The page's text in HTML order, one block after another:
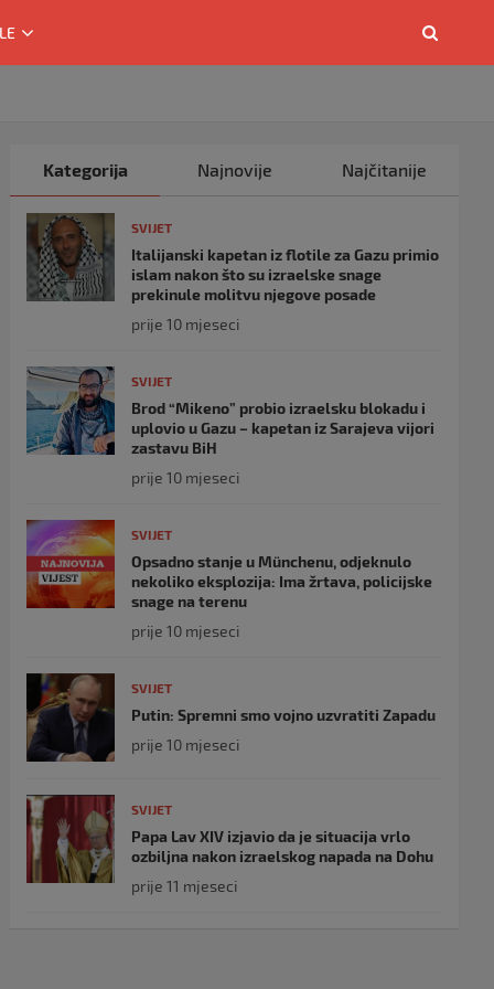
Kategorija Najnovije Najčitanije
SVIJET
Italijanski kapetan iz flotile za Gazu primio
islam nakon što su izraelske snage
prekinule molitvu njegove posade
prije 10 mjeseci
SVIJET
Brod “Mikeno” probio izraelsku blokadu i
uplovio u Gazu – kapetan iz Sarajeva vijori
zastavu BiH
prije 10 mjeseci
SVIJET
Opsadno stanje u Münchenu, odjeknulo
nekoliko eksplozija: Ima žrtava, policijske
snage na terenu
prije 10 mjeseci
SVIJET
Putin: Spremni smo vojno uzvratiti Zapadu
prije 10 mjeseci
SVIJET
Papa Lav XIV izjavio da je situacija vrlo
ozbiljna nakon izraelskog napada na Dohu
prije 11 mjeseci